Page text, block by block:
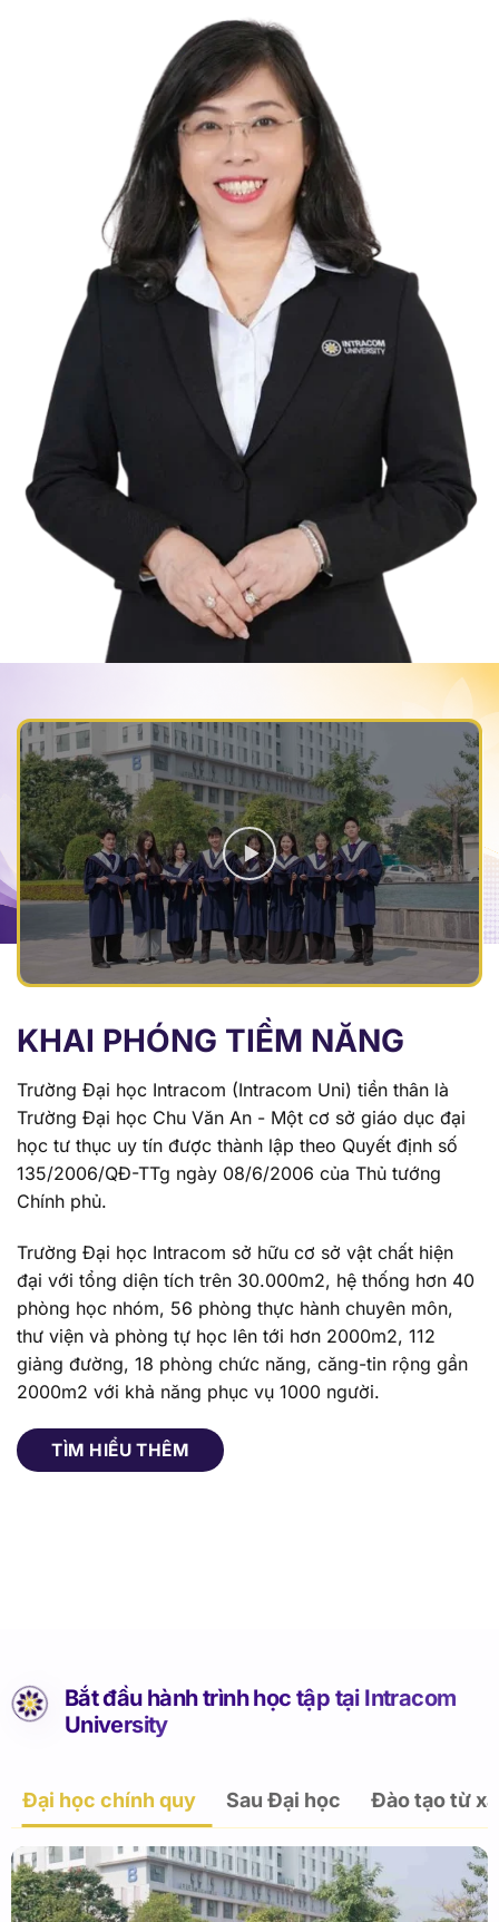
KHAI PHÓNG TIỀM NĂNG
Trường Đại học Intracom (Intracom Uni) tiền thân là
Trường Đại học Chu Văn An - Một cơ sở giáo dục đại
135/2006/QĐ-TTg ngày 08/6/2006 của Thủ tướng
Chính phủ.
Trường Đại học Intracom sở hữu cơ sở vật chất hiện
đại với tổng diện tích trên 30.000m2, hệ thống hơn 40
thư viện và phòng tự học lên tới hơn 2000m2, 112
giảng đường, 18 phòng chức năng, căng-tin rộng gần
2000m2 với khả năng phục vụ 1000 người.
TÌM HIỂU THÊM
Đại học chính quy